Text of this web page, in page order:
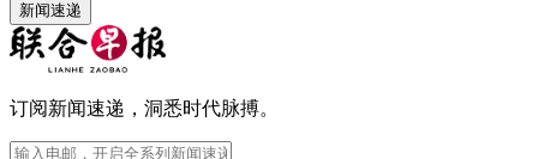
新闻速递
订阅新闻速递，洞悉时代脉搏。